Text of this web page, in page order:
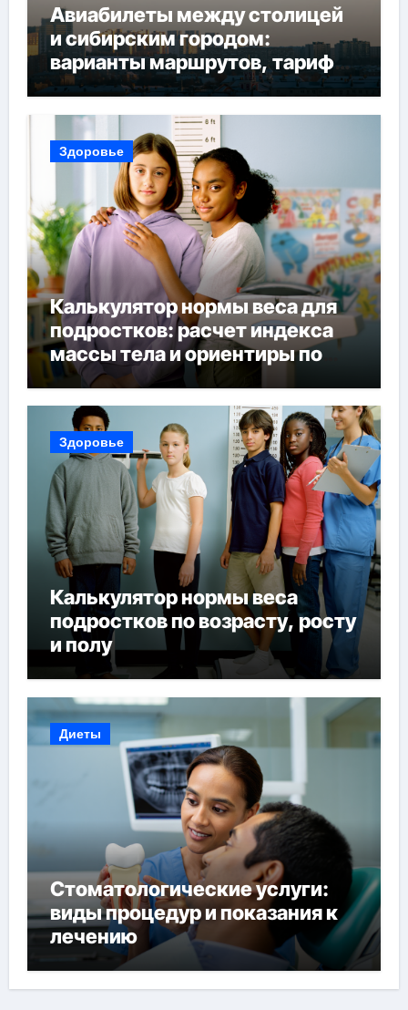
Авиабилеты между столицей
и сибирским городом:
варианты маршрутов, тарифы
и советы по планированию
поездки
Здоровье
Калькулятор нормы веса для
подростков: расчет индекса
массы тела и ориентиры по
возрасту, росту и полу
Здоровье
Калькулятор нормы веса
подростков по возрасту, росту
и полу
Диеты
Стоматологические услуги:
виды процедур и показания к
лечению